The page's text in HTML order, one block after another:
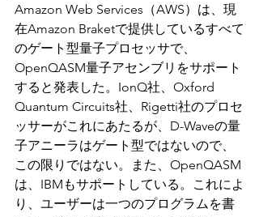
Amazon Web Services（AWS）は、現
在Amazon Braketで提供しているすべて
のゲート型量子プロセッサで、
OpenQASM量子アセンブリをサポート
すると発表した。IonQ社、Oxford
Quantum Circuits社、Rigetti社のプロセ
ッサーがこれにあたるが、D-Waveの量
子アニーラはゲート型ではないので、
この限りではない。また、OpenQASM
は、IBMもサポートしている。これによ
り、ユーザーは一つのプログラムを書